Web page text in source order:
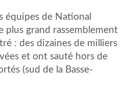
équipes de National
plus grand rassemblement
: des dizaines de milliers
et ont sauté hors de
(sud de la Basse-